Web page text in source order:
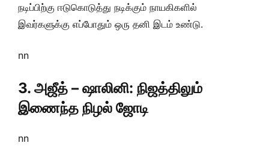
நடிப்பிற்கு ஈடுகொடுத்து நடிக்கும் நாயகிகளில்
இவர்களுக்கு எப்போதும் ஒரு தனி இடம் உண்டு.
nn
3. அஜீத் – ஷாலினி: நிஜத்திலும்
இணைந்த நிழல் ஜோடி
nn